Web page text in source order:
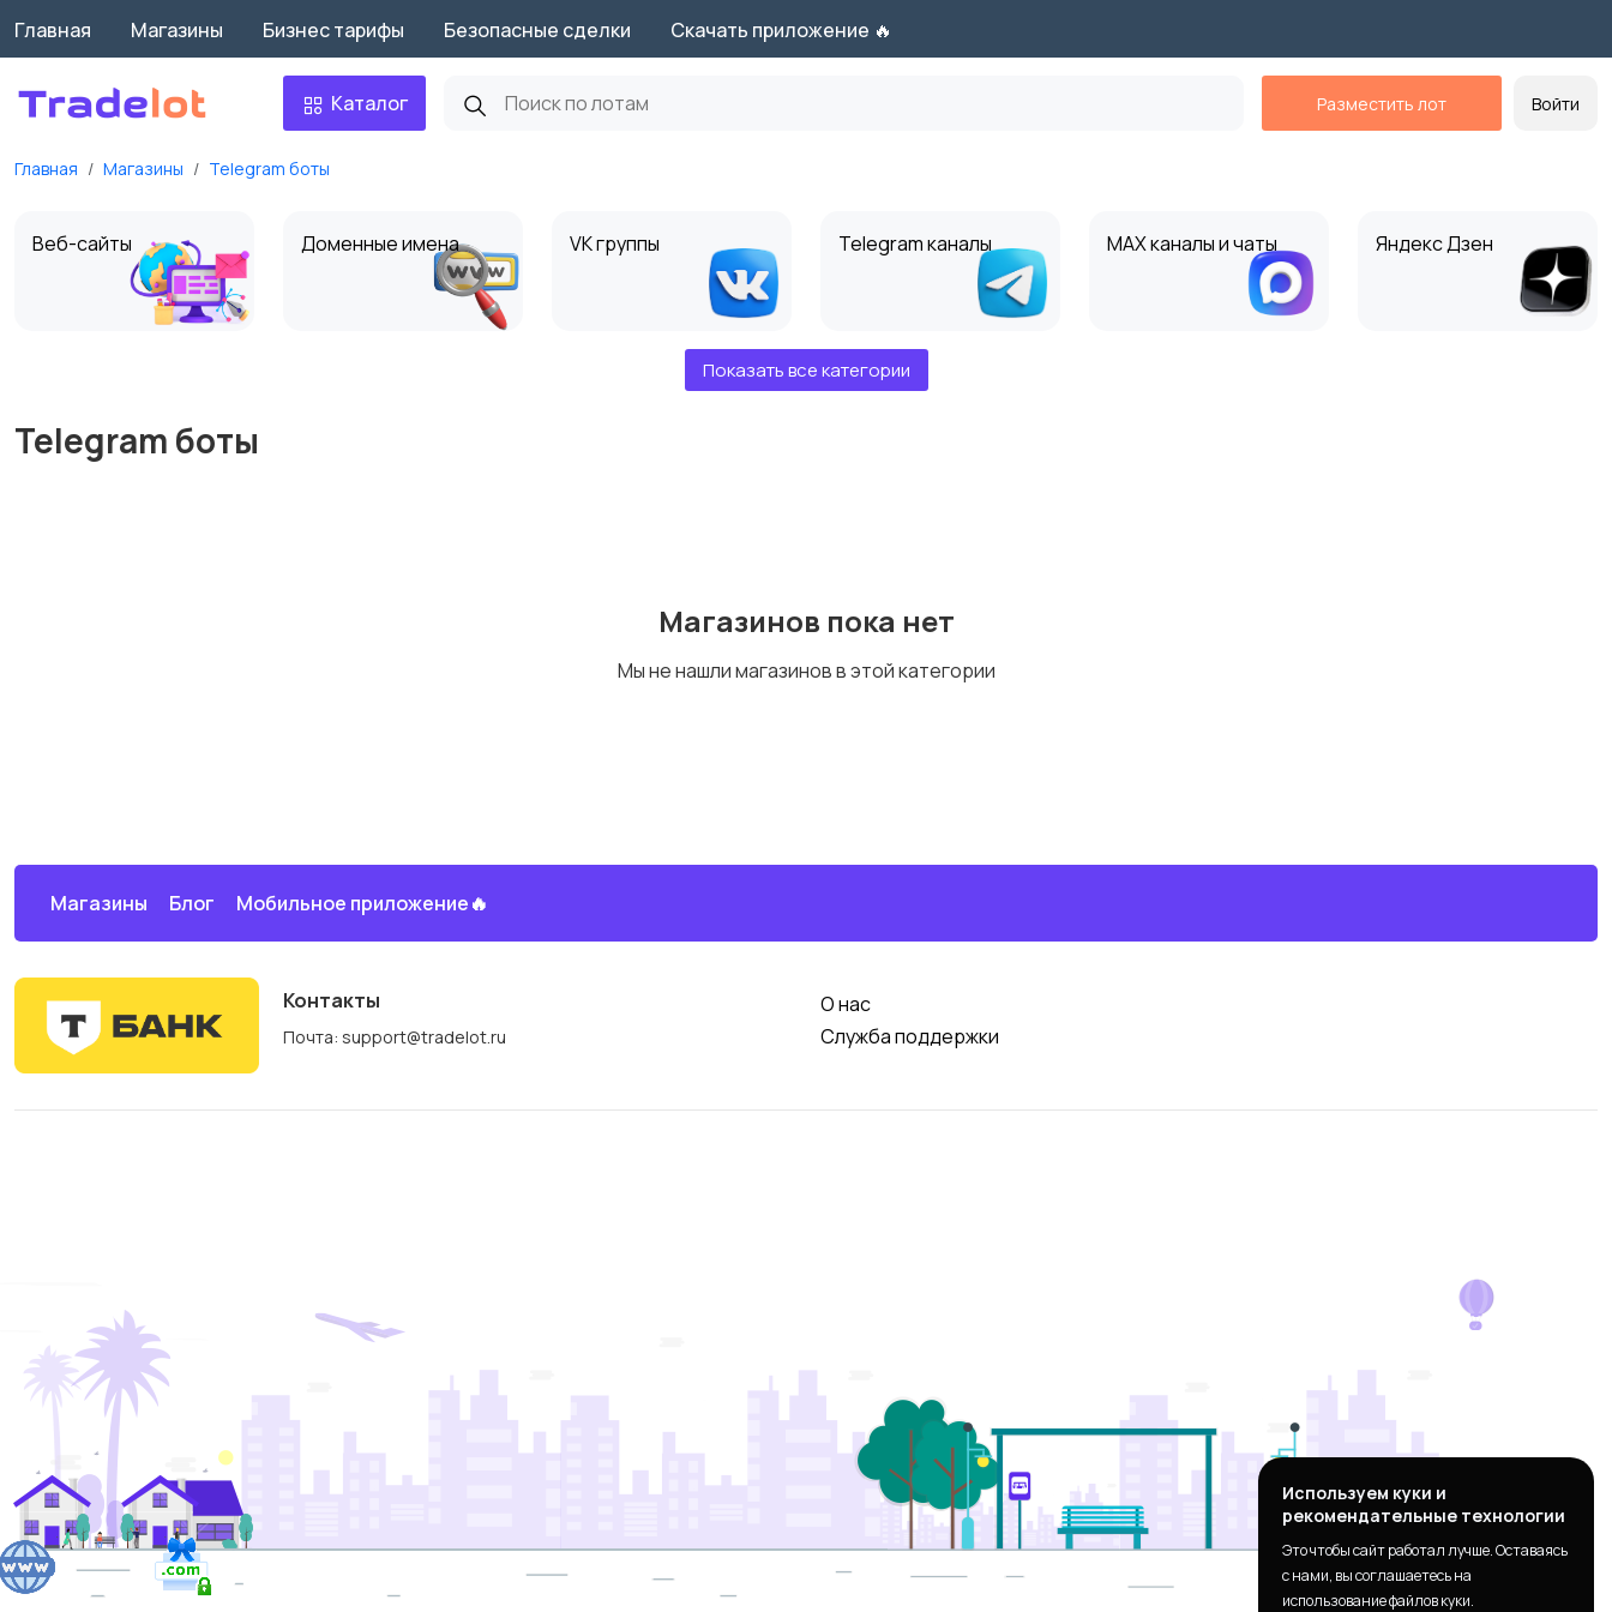
Главная Магазины Бизнес тарифы Безопасные сделки Скачать приложение 🔥
Каталог Разместить лот Войти
Главная Магазины Telegram боты
Веб-сайты Доменные имена VK группы Telegram каналы MAX каналы и чаты Яндекс Дзен
Telegram боты Youtube каналы
Показать все категории
Telegram боты
Магазинов пока нет
Мы не нашли магазинов в этой категории
Магазины Блог Мобильное приложение🔥
Контакты
Почта: support@tradelot.ru
О нас
Служба поддержки
Используем куки и
рекомендательные технологии
Это чтобы сайт работал лучше. Оставаясь
с нами, вы соглашаетесь на
использование файлов куки.